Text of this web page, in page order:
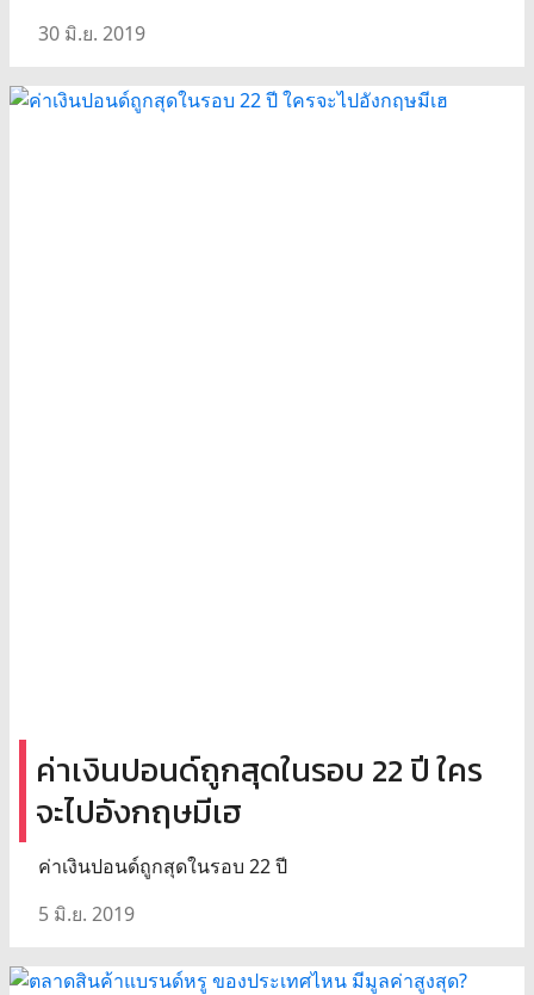
30 มิ.ย. 2019
ค่าเงินปอนด์ถูกสุดในรอบ 22 ปี ใคร
จะไปอังกฤษมีเฮ
ค่าเงินปอนด์ถูกสุดในรอบ 22 ปี
5 มิ.ย. 2019